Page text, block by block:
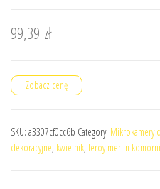
99,39 zł
Zobacz cenę
SKU: a3307cf0cc6b Category: Mikrokamery
dekoracyjne, kwietnik, leroy merlin